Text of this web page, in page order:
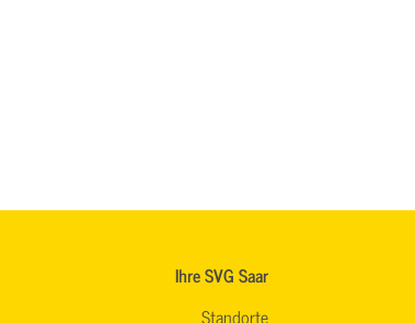
Ihre SVG Saar
Standorte